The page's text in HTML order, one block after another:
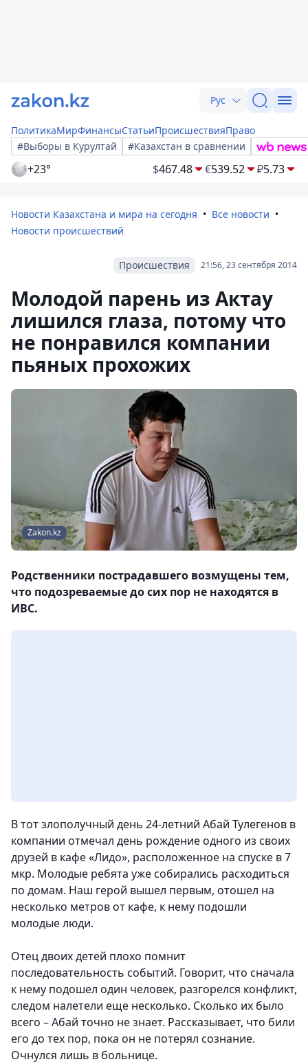
Рус
ПолитикаМирФинансыСтатьиПроисшествияПраво
#Выборы в Курултай
#Казахстан в сравнении
+23° $467.48 €539.52 ₽5.73
Новости Казахстана и мира на сегодня
Все новости
Новости происшествий
21:56, 23 сентября 2014
Происшествия
Молодой парень из Актау
лишился глаза, потому что
не понравился компании
пьяных прохожих
Zakon.kz
Родственники пострадавшего возмущены тем,
что подозреваемые до сих пор не находятся в
ИВС.
В тот злополучный день 24-летний Абай Тулегенов в
компании отмечал день рождение одного из своих
друзей в кафе «Лидо», расположенное на спуске в 7
мкр. Молодые ребята уже собирались расходиться
по домам. Наш герой вышел первым, отошел на
несколько метров от кафе, к нему подошли
молодые люди.
Отец двоих детей плохо помнит
последовательность событий. Говорит, что сначала
к нему подошел один человек, разгорелся конфликт,
следом налетели еще несколько. Сколько их было
всего – Абай точно не знает. Рассказывает, что били
его до тех пор, пока он не потерял сознание.
Очнулся лишь в больнице.